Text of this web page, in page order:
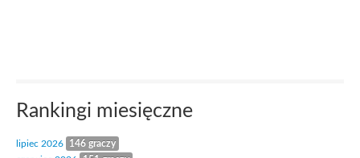
Rankingi miesięczne
lipiec 2026
146 graczy